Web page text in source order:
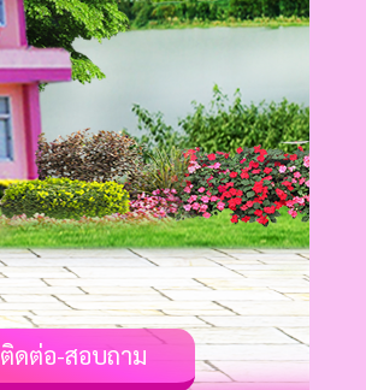
ติดต่อ-สอบถาม